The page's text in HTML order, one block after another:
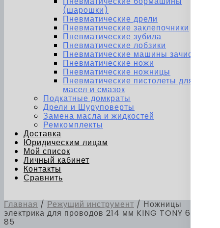
(шарошки)
Пневматические дрели
Пневматические заклепочники
Пневматические зубила
Пневматические лобзики
Пневматические машины зачистные
Пневматические ножи
Пневматические ножницы
Пневматические пистолеты для
масел и смазок
Подкатные домкраты
Дрели и Шуруповерты
Замена масла и жидкостей
Ремкомплекты
Доставка
Юридическим лицам
Мой список
Личный кабинет
Контакты
Сравнить
Главная / Режущий инструмент / Ножницы
электрика для проводов 214 мм KING TONY 6AB31-
85